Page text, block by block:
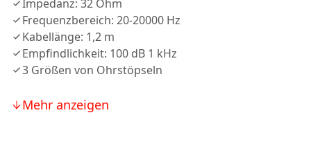
Impedanz: 32 Ohm
Frequenzbereich: 20-20000 Hz
Kabellänge: 1,2 m
Empfindlichkeit: 100 dB 1 kHz
3 Größen von Ohrstöpseln
Mehr anzeigen